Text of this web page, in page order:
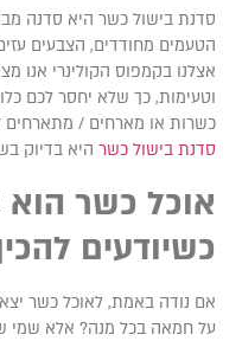
בישול כשר היא סדנה
מחודדים, הצבעים עזים
בקמפוס הקולינרי אנו
כך שלא יחסר לכם כלום
או מארחים / מתארחים
בישול כשר היא בדיוק
כשר הוא
להכין
נודה באמת, לאוכל כשר יצא שם
חמאה בכל מנה? אלא שמי